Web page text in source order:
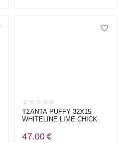
ΤΣΑΝΤΑ PUFFY 32X15
WHITELINE LIME CHICK
47.00 €